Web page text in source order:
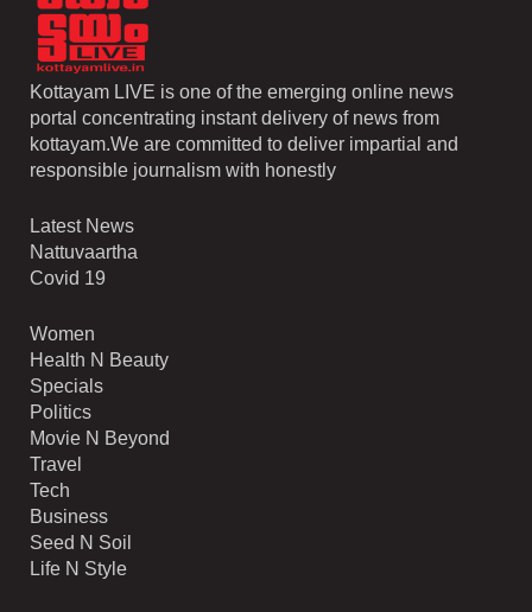
Kottayam LIVE is one of the emerging online news
portal concentrating instant delivery of news from
kottayam.We are committed to deliver impartial and
responsible journalism with honestly
Latest News
Nattuvaartha
Covid 19
Women
Health N Beauty
Specials
Politics
Movie N Beyond
Travel
Tech
Business
Seed N Soil
Life N Style